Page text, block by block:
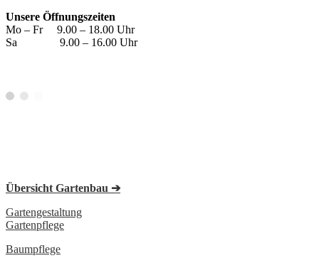
Unsere Öffnungszeiten
Mo – Fr 9.00 – 18.00 Uhr
Sa 9.00 – 16.00 Uhr
Übersicht Gartenbau ➔
Gartengestaltung
Gartenpflege
Baumpflege